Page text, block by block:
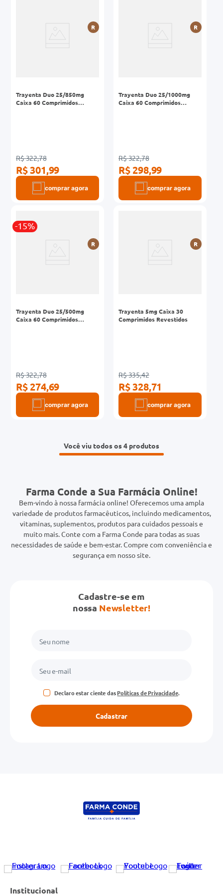
R
Trayenta Duo 25/850mg
Caixa 60 Comprimidos
R$ 322,78
R$ 301,99
comprar agora
R
Trayenta Duo 25/1000mg
Caixa 60 Comprimidos
R$ 322,78
R$ 298,99
comprar agora
-15%
R
Trayenta Duo 25/500mg
Caixa 60 Comprimidos
R$ 322,78
R$ 274,69
comprar agora
R
Trayenta 5mg Caixa 30
Comprimidos Revestidos
R$ 335,42
R$ 328,71
comprar agora
Você viu todos os 4
Farma Conde a Sua Farmácia Online!
Bem-vindo à nossa farmácia online! Oferecemos uma ampla
variedade de produtos farmacêuticos, incluindo medicamentos,
vitaminas, suplementos, produtos para cuidados pessoais e
muito mais. Conte com a Farma Conde para todas as suas
necessidades de saúde e bem-estar. Compre com conveniência e
segurança em nosso site.
Cadastre-se em
nossa Newsletter!
Declaro estar ciente dasPolíticas de Privacidade.
Cadastrar
Institucional